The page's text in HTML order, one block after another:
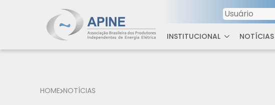
INSTITUCIONAL NOTÍCIAS
HOME NOTÍCIAS